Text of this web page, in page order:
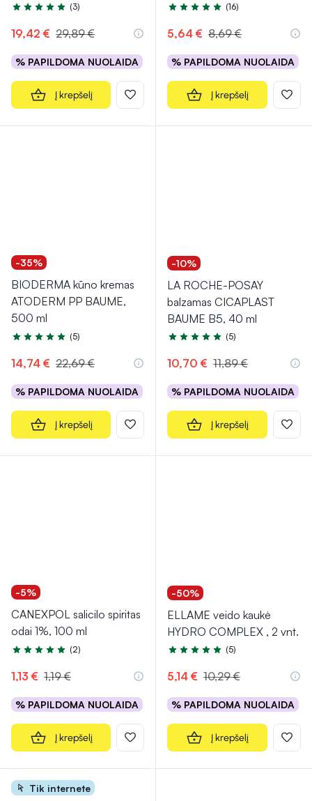
Įvertinimas 5.0 iš 5
(3)
19,42 € 29,89 €
% PAPILDOMA NUOLAIDA
Į krepšelį
Įvertinimas 4.9 iš 5
(16)
5,64 € 8,69 €
% PAPILDOMA NUOLAIDA
Į krepšelį
-35%
BIODERMA kūno kremas
ATODERM PP BAUME,
500 ml
Įvertinimas 5.0 iš 5
(5)
14,74 € 22,69 €
% PAPILDOMA NUOLAIDA
Į krepšelį
-10%
LA ROCHE-POSAY
balzamas CICAPLAST
BAUME B5, 40 ml
Įvertinimas 5.0 iš 5
(5)
10,70 € 11,89 €
% PAPILDOMA NUOLAIDA
Į krepšelį
-5%
CANEXPOL salicilo spiritas
odai 1%, 100 ml
Įvertinimas 5.0 iš 5
(2)
1,13 € 1,19 €
% PAPILDOMA NUOLAIDA
Į krepšelį
-50%
ELLAME veido kaukė
HYDRO COMPLEX , 2 vnt.
Įvertinimas 5.0 iš 5
(5)
5,14 € 10,29 €
% PAPILDOMA NUOLAIDA
Į krepšelį
Tik internete